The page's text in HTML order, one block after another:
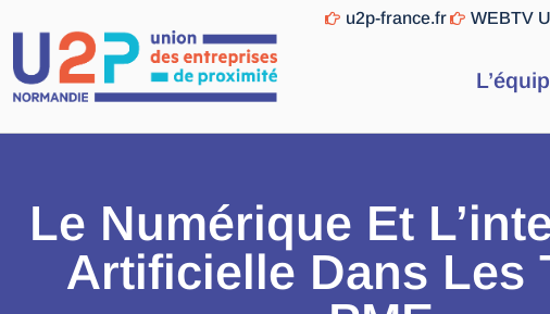
u2p-france.fr WEBTV
Le Numérique Et
Artificielle Dans Les